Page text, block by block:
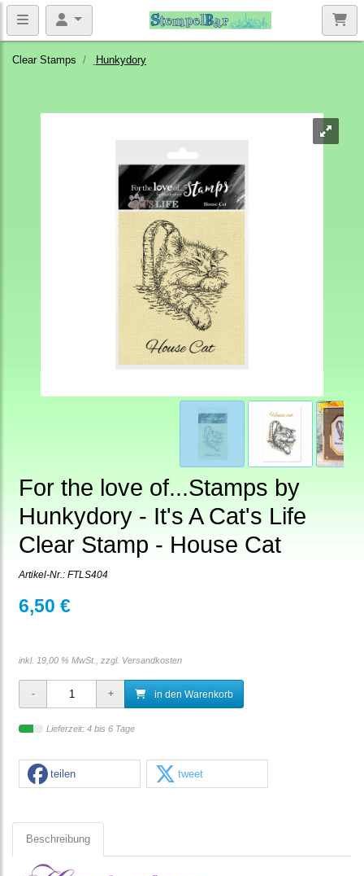
Clear Stamps Hunkydory
For the love of...Stamps by
Hunkydory - It's A Cat's Life
Clear Stamp - House Cat
Artikel-Nr.: FTLS404
6,50 €
inkl. 19,00 % MwSt., zzgl. Versandkosten
in den Warenkorb
Lieferzeit: 4 bis 6 Tage
teilen tweet
Beschreibung